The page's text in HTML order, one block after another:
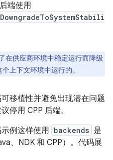
端使用
在供应商环境中稳定运行而降级
上下文环境中运行的。
移植性并避免出现潜在问题
停用 CPP 后端。
例这样使用 backends 是
、NDK 和 CPP）。代码展